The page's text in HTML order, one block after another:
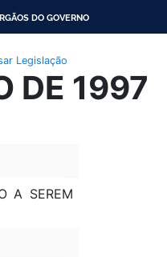
DO GOVERNO
Legislação
DE 1997
A SEREM